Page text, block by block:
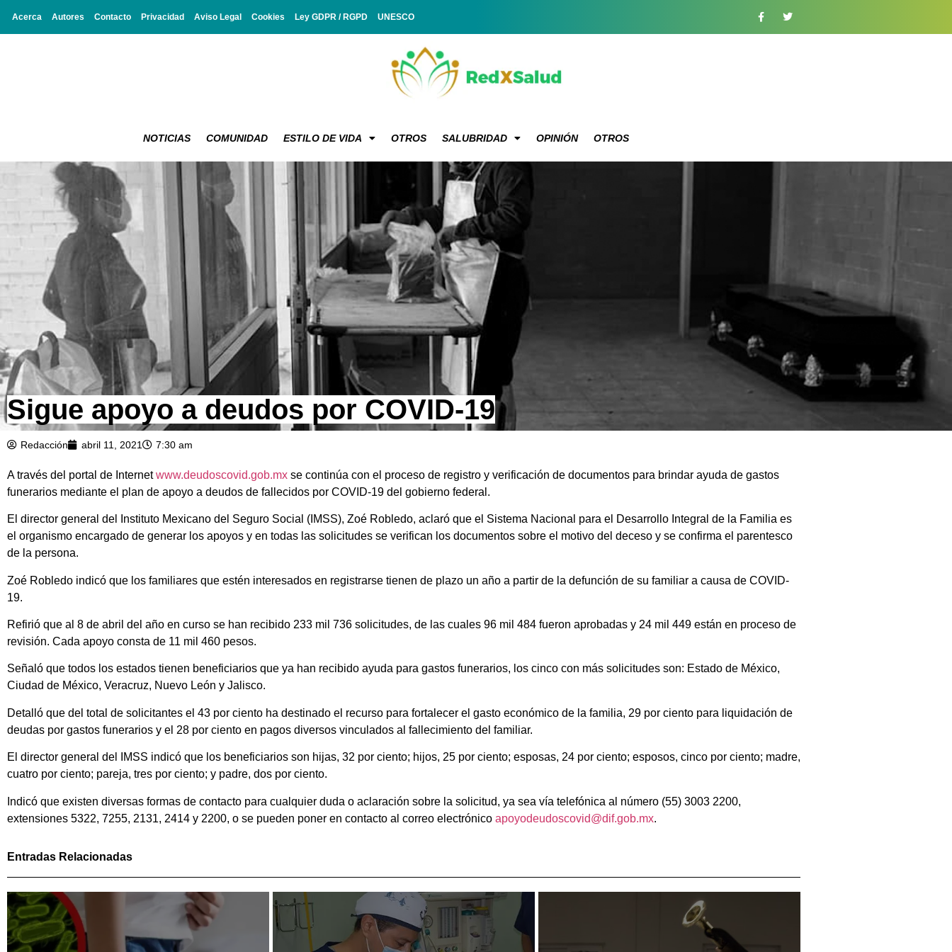
Acerca Autores Contacto Privacidad Aviso Legal Cookies Ley GDPR / RGPD UNESCO
NOTICIAS COMUNIDAD ESTILO DE VIDA OTROS SALUBRIDAD OPINIÓN OTROS
Sigue apoyo a deudos por COVID-19
Redacción abril 11, 2021 7:30 am
A través del portal de Internetwww.deudoscovid.gob.mx se continúa con el proceso de registro y verificación de documentos para brindar ayuda de gastos
funerarios mediante el plan de apoyo a deudos de fallecidos por COVID-19 del gobierno federal.
El director general del Instituto Mexicano del Seguro Social (IMSS), Zoé Robledo, aclaró que el Sistema Nacional para el Desarrollo Integral de la Familia es
el organismo encargado de generar los apoyos y en todas las solicitudes se verifican los documentos sobre el motivo del deceso y se confirma el parentesco
de la persona.
Zoé Robledo indicó que los familiares que estén interesados en registrarse tienen de plazo un año a partir de la defunción de su familiar a causa de COVID-
19.
Refirió que al 8 de abril del año en curso se han recibido 233 mil 736 solicitudes, de las cuales 96 mil 484 fueron aprobadas y 24 mil 449 están en proceso de
revisión. Cada apoyo consta de 11 mil 460 pesos.
Señaló que todos los estados tienen beneficiarios que ya han recibido ayuda para gastos funerarios, los cinco con más solicitudes son: Estado de México,
Ciudad de México, Veracruz, Nuevo León y Jalisco.
Detalló que del total de solicitantes el 43 por ciento ha destinado el recurso para fortalecer el gasto económico de la familia, 29 por ciento para liquidación de
deudas por gastos funerarios y el 28 por ciento en pagos diversos vinculados al fallecimiento del familiar.
El director general del IMSS indicó que los beneficiarios son hijas, 32 por ciento; hijos, 25 por ciento; esposas, 24 por ciento; esposos, cinco por ciento; madre,
cuatro por ciento; pareja, tres por ciento; y padre, dos por ciento.
Indicó que existen diversas formas de contacto para cualquier duda o aclaración sobre la solicitud, ya sea vía telefónica al número (55) 3003 2200,
extensiones 5322, 7255, 2131, 2414 y 2200, o se pueden poner en contacto al correo electrónico apoyodeudoscovid@dif.gob.mx.
Entradas Relacionadas